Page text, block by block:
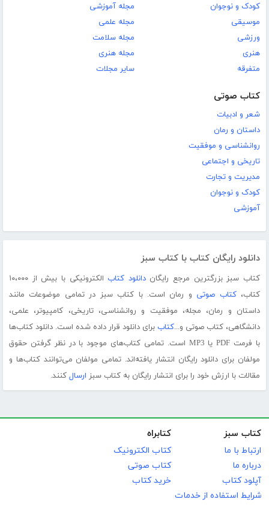
کودک و نوجوان
موسیقی
ورزشی
هنری
متفرقه
مجله آموزشی
مجله علمی
مجله سلامت
مجله هنری
سایر مجلات
کتاب صوتی
شعر و ادبیات
داستان و رمان
روانشناسی و موفقیت
تاریخی و اجتماعی
مدیریت و تجارت
کودک و نوجوان
آموزشی
دانلود رایگان کتاب با کتاب سبز
کتاب سبز بزرگترین مرجع رایگاندانلود کتاب
الکترونیکی با بیش از ۱۰،۰۰۰
کتاب،کتاب صوتی و رمان است. با کتاب سبز در تمامی موضوعات مانند
داستان و رمان، مجله، موفقیت و روانشناسی، تاریخی، کامپیوتر، علمی،
دانشگاهی، کتاب صوتی و...کتاب برای دانلود قرار داده شده است. دانلود کتاب‌ها
با فرمت PDF یا MP3 است. تمامی کتاب‌های موجود با در نظر گرفتن حقوق
مولفان برای دانلود رایگان انتشار یافته‌اند. تمامی مولفان می‌توانند کتاب‌ها و
مقالات با ارزش خود را برای انتشار رایگان به کتاب سبز ارسال کنند.
کتاب سبز
ارتباط با ما
درباره ما
آپلود کتاب
شرایط استفاده از خدمات
کتابراه
کتاب الکترونیک
کتاب صوتی
خرید کتاب